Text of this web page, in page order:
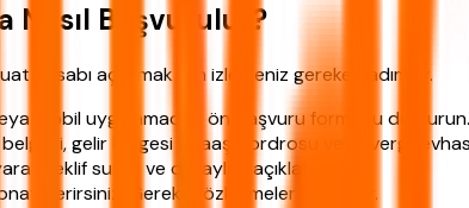
Nasıl Başvurulur?
hesabı açtırmak için izlemeniz gereken adımlar.
mobil uygulamadan ön başvuru formunu doldurun.
gelir belgesi (maaş bordrosu veya vergi
teklif sunar ve detayları açıklar.
verirsiniz. Gerekli sözleşmeler imzalanır.